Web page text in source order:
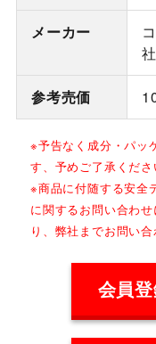
メーカー
社
参考売価
※予告なく成分・パッ
す、予めご了承くださ
※商品に付随する安全
に関するお問い合わ
り、弊社までお問い合
会員